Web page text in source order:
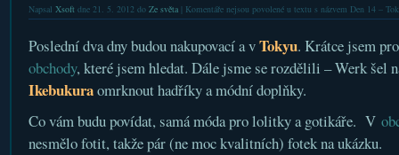
Napsal Xsoftdne 21. 5. 2012 do Ze světa| Komentáře nejsou povolenéu textu s názvem Den 14 –
Poslední dva dny budou nakupovací a vTokyu. Krátce jsem
obchody, které jsem hledat. Dále jsme se rozdělili – Werk šel
Ikebukuraomrknout hadříky a módní doplňky.
Co vám budu povídat, samá móda pro lolitky a gotikáře. V
nesmělo fotit, takže pár (ne moc kvalitních) fotek na ukázku.